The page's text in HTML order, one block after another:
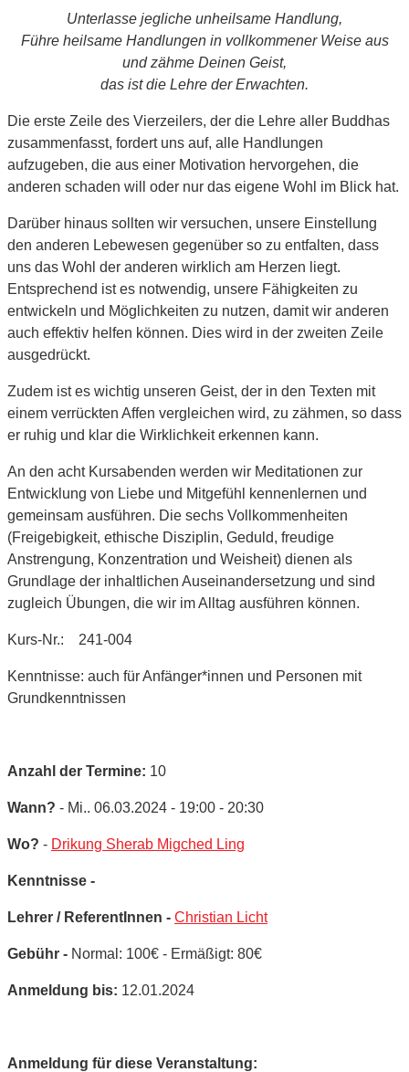
Unterlasse jegliche unheilsame Handlung,
Führe heilsame Handlungen in vollkommener Weise aus
und zähme Deinen Geist,
das ist die Lehre der Erwachten.
Die erste Zeile des Vierzeilers, der die Lehre aller Buddhas
zusammenfasst, fordert uns auf, alle Handlungen
aufzugeben, die aus einer Motivation hervorgehen, die
anderen schaden will oder nur das eigene Wohl im Blick hat.
Darüber hinaus sollten wir versuchen, unsere Einstellung
den anderen Lebewesen gegenüber so zu entfalten, dass
uns das Wohl der anderen wirklich am Herzen liegt.
Entsprechend ist es notwendig, unsere Fähigkeiten zu
entwickeln und Möglichkeiten zu nutzen, damit wir anderen
auch effektiv helfen können. Dies wird in der zweiten Zeile
ausgedrückt.
Zudem ist es wichtig unseren Geist, der in den Texten mit
einem verrückten Affen vergleichen wird, zu zähmen, so dass
er ruhig und klar die Wirklichkeit erkennen kann.
An den acht Kursabenden werden wir Meditationen zur
Entwicklung von Liebe und Mitgefühl kennenlernen und
gemeinsam ausführen. Die sechs Vollkommenheiten
(Freigebigkeit, ethische Disziplin, Geduld, freudige
Anstrengung, Konzentration und Weisheit) dienen als
Grundlage der inhaltlichen Auseinandersetzung und sind
zugleich Übungen, die wir im Alltag ausführen können.
Kurs-Nr.: 241-004
Kenntnisse: auch für Anfänger*innen und Personen mit
Grundkenntnissen
Anzahl der Termine: 10
Wann? - Mi.. 06.03.2024 - 19:00 - 20:30
Wo? - Drikung Sherab Migched Ling
Kenntnisse -
Lehrer / ReferentInnen - Christian Licht
Gebühr - Normal: 100€ - Ermäßigt: 80€
Anmeldung bis: 12.01.2024
Anmeldung für diese Veranstaltung: